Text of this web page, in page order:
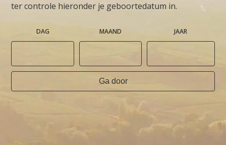
ter controle hieronder je geboortedatum in.
DAG MAAND JAAR